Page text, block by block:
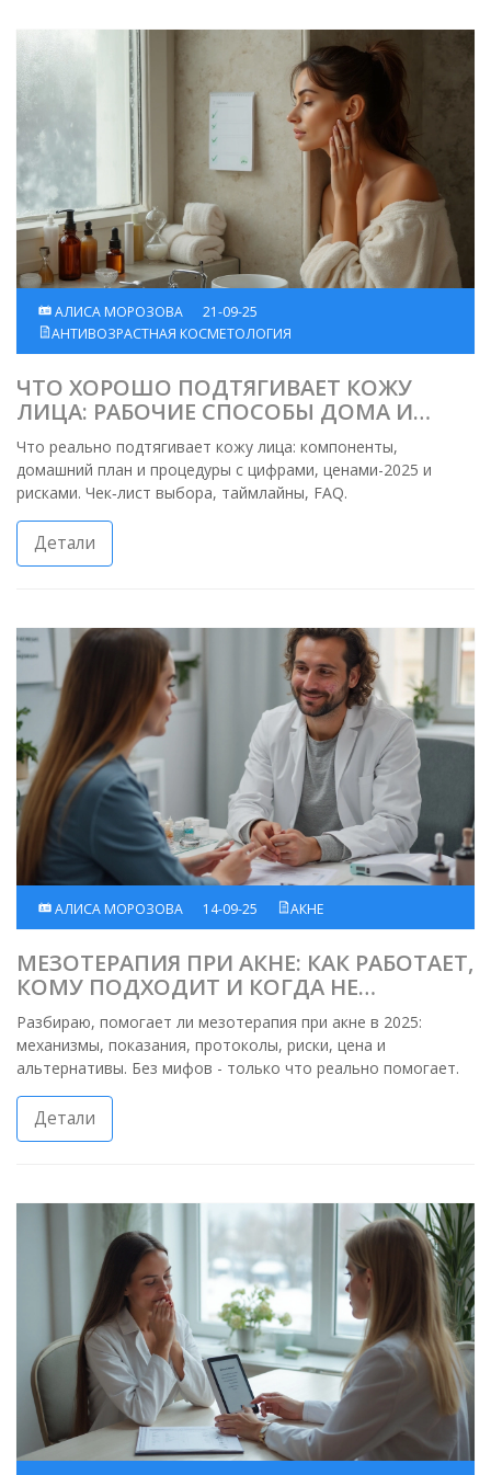
АЛИСА МОРОЗОВА
21-09-25
АНТИВОЗРАСТНАЯ КОСМЕТОЛОГИЯ
ЧТО ХОРОШО ПОДТЯГИВАЕТ КОЖУ
ЛИЦА: РАБОЧИЕ СПОСОБЫ ДОМА И
ПРОЦЕДУРЫ 2025
Что реально подтягивает кожу лица: компоненты,
домашний план и процедуры с цифрами, ценами-2025 и
рисками. Чек‑лист выбора, таймлайны, FAQ.
Детали
АЛИСА МОРОЗОВА 14-09-25 АКНЕ
МЕЗОТЕРАПИЯ ПРИ АКНЕ: КАК РАБОТАЕТ,
КОМУ ПОДХОДИТ И КОГДА НЕ
СРАБОТАЕТ
Разбираю, помогает ли мезотерапия при акне в 2025:
механизмы, показания, протоколы, риски, цена и
альтернативы. Без мифов - только что реально помогает.
Детали